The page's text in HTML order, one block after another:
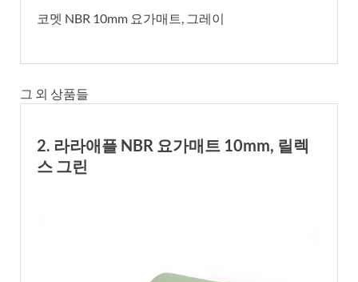
코멧 NBR 10mm 요가매트, 그레이
그 외 상품들
2. 라라애플 NBR 요가매트 10mm, 릴렉
스 그린